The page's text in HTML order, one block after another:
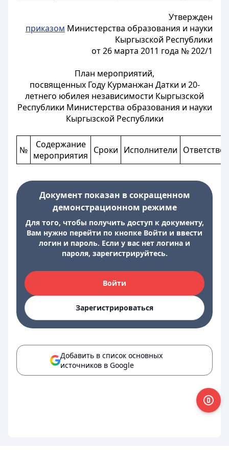
Утвержден
приказом Министерства образования и науки
Кыргызской Республики
от 26 марта 2011 года № 202/1
План мероприятий,
посвященных Году Курманжан Датки и 20-
летнего юбилея независимости Кыргызской
Республики Министерства образования и науки
Кыргызской Республики
№
Содержание
мероприятия Сроки Исполнители
Документ показан в сокращенном
демонстрационном режиме
Для того, чтобы получить доступ к документу,
Вам нужно перейти по кнопке Войти и ввести
логин и пароль. Если у вас нет логина и
пароля, зарегистрируйтесь.
Войти
Зарегистрироваться
Добавить в список основных
источников в Google